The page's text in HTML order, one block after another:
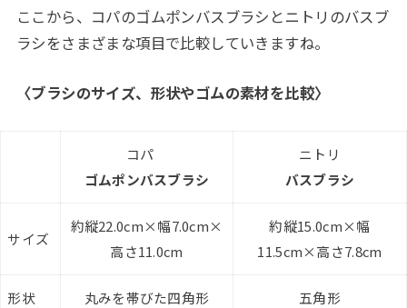
ここから、コパのゴムポンバスブラシとニトリのバスブ
ラシをさまざまな項目で比較していきますね。
〈ブラシのサイズ、形状やゴムの素材を比較〉
コパ
ゴムポンバスブラシ
ニトリ
バスブラシ
サイズ
約縦22.0cm×幅7.0cm×
高さ11.0cm
約縦15.0cm×幅
11.5cm×高さ7.8cm
形状 丸みを帯びた四角形 五角形